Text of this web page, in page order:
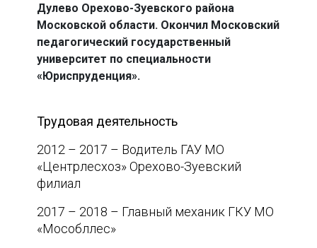
Дулево Орехово-Зуевского района
Московской области. Окончил Московский
педагогический государственный
университет по специальности
«Юриспруденция».
Трудовая деятельность
2012 – 2017 – Водитель ГАУ МО
«Центрлесхоз» Орехово-Зуевский
филиал
2017 – 2018 – Главный механик ГКУ МО
«Мособллес»